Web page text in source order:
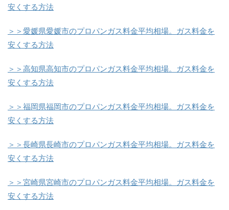
安くする方法
＞＞愛媛県愛媛市のプロパンガス料金平均相場。ガス料金を
安くする方法
＞＞高知県高知市のプロパンガス料金平均相場。ガス料金を
安くする方法
＞＞福岡県福岡市のプロパンガス料金平均相場。ガス料金を
安くする方法
＞＞長崎県長崎市のプロパンガス料金平均相場。ガス料金を
安くする方法
＞＞宮崎県宮崎市のプロパンガス料金平均相場。ガス料金を
安くする方法